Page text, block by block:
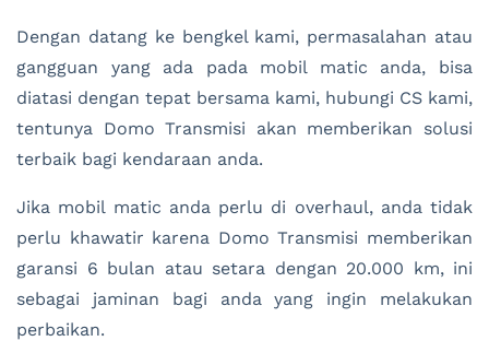
Dengan datang ke bengkel kami, permasalahan atau
gangguan yang ada pada mobil matic anda, bisa
diatasi dengan tepat bersama kami, hubungi CS kami,
tentunya Domo Transmisi akan memberikan solusi
terbaik bagi kendaraan anda.
Jika mobil matic anda perlu di overhaul, anda tidak
perlu khawatir karena Domo Transmisi memberikan
garansi 6 bulan atau setara dengan 20.000 km, ini
sebagai jaminan bagi anda yang ingin melakukan
perbaikan.